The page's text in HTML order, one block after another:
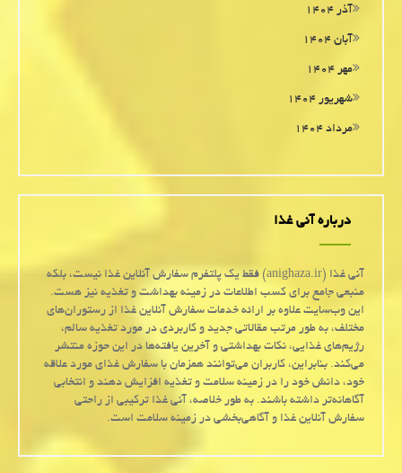
آذر ۱۴۰۴
آبان ۱۴۰۴
مهر ۱۴۰۴
شهریور ۱۴۰۴
مرداد ۱۴۰۴
درباره آنی غذا
آنی غذا (anighaza.ir) فقط یک پلتفرم سفارش آنلاین غذا نیست، بلکه
منبعی جامع برای کسب اطلاعات در زمینه بهداشت و تغذیه نیز هست.
این وب‌سایت علاوه بر ارائه خدمات سفارش آنلاین غذا از رستوران‌های
مختلف، به طور مرتب مقالاتی جدید و کاربردی در مورد تغذیه سالم،
رژیم‌های غذایی، نکات بهداشتی و آخرین یافته‌ها در این حوزه منتشر
می‌کند. بنابراین، کاربران می‌توانند همزمان با سفارش غذای مورد علاقه
خود، دانش خود را در زمینه سلامت و تغذیه افزایش دهند و انتخابی
آگاهانه‌تر داشته باشند. به طور خلاصه، آنی غذا ترکیبی از راحتی
سفارش آنلاین غذا و آگاهی‌بخشی در زمینه سلامت است.